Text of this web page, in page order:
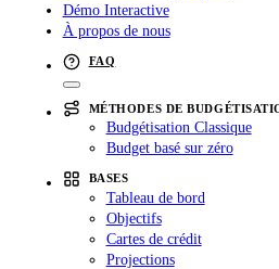
Démo Interactive
À propos de nous
FAQ
MÉTHODES DE
Budgétisation Classique
Budget basé sur zéro
BASES
Tableau de bord
Objectifs
Cartes de crédit
Projections